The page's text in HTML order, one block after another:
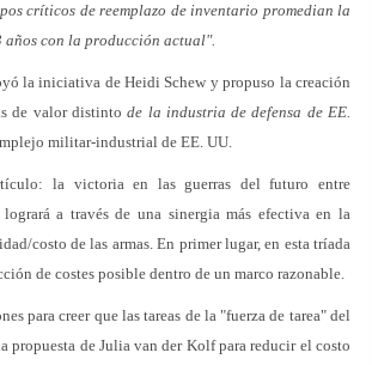
críticos de reemplazo de inventario promedian la
años con la producción actual".
la iniciativa de Heidi Schew y propuso la creación
de valor distintode la industria de defensa de EE.
militar-industrial de EE. UU.
la victoria en las guerras del futuro entre
logrará a través de una sinergia más efectiva en la
costo de las armas. En primer lugar, en esta tríada
de costes posible dentro de un marco razonable.
para creer que las tareas de la "fuerza de tarea" del
propuesta de Julia van der Kolf para reducir el costo